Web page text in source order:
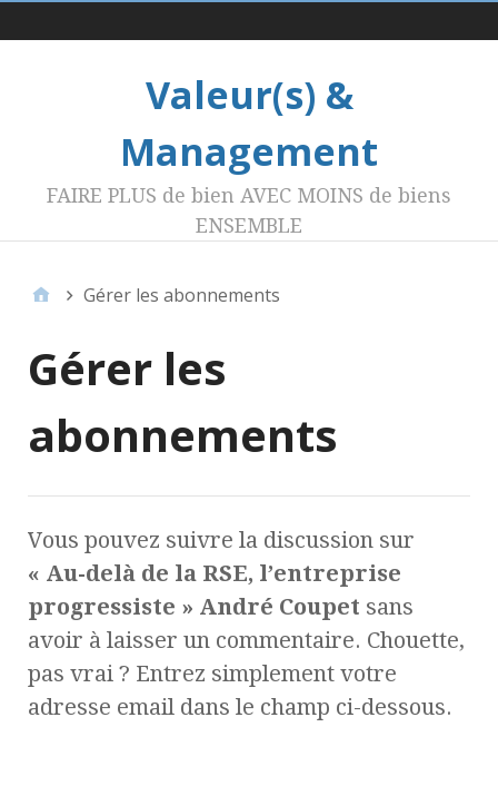
Menu 1
Valeur(s) &
Management
FAIRE PLUS de bien AVEC MOINS de biens
ENSEMBLE
Gérer les abonnements
Gérer les
abonnements
Vous pouvez suivre la discussion sur
« Au-delà de la RSE, l’entreprise
progressiste » André Coupet sans
avoir à laisser un commentaire. Chouette,
pas vrai ? Entrez simplement votre
adresse email dans le champ ci-dessous.